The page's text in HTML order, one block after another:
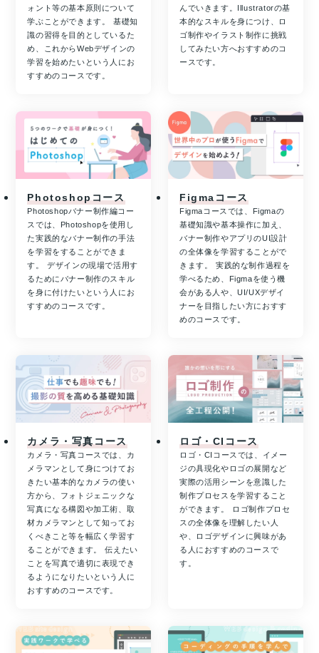
ォント等の基本原則について
学ぶことができます。 基礎知
識の習得を目的としているた
め、これからWebデザインの
学習を始めたいという人にお
すすめのコースです。
んでいきます。Illustratorの基
本的なスキルを身につけ、ロ
ゴ制作やイラスト制作に挑戦
してみたい方へおすすめのコ
ースです。
Photoshopコース
Photoshopバナー制作編コー
スでは、Photoshopを使用し
た実践的なバナー制作の手法
を学習をすることができま
す。 デザインの現場で活用す
るためにバナー制作のスキル
を身に付けたいという人にお
すすめのコースです。
Figmaコース
Figmaコースでは、Figmaの
基礎知識や基本操作に加え、
バナー制作やアプリのUI設計
の全体像を学習することがで
きます。 実践的な制作過程を
学べるため、Figmaを使う機
会がある人や、UI/UXデザイ
ナーを目指したい方におすす
めのコースです。
カメラ・写真コース
カメラ・写真コースでは、カ
メラマンとして身につけてお
きたい基本的なカメラの使い
方から、フォトジェニックな
写真になる構図や加工術、取
材カメラマンとして知ってお
くべきこと等を幅広く学習す
ることができます。 伝えたい
ことを写真で適切に表現でき
るようになりたいという人に
おすすめのコースです。
ロゴ・CIコース
ロゴ・CIコースでは、イメー
ジの具現化やロゴの展開など
実際の活用シーンを意識した
制作プロセスを学習すること
ができます。 ロゴ制作プロセ
スの全体像を理解したい人
や、ロゴデザインに興味があ
る人におすすめのコースで
す。